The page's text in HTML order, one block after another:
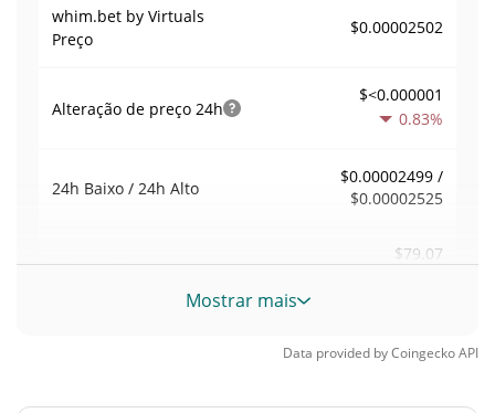
whim.bet by Virtuals
Preço
$0.00002502
Alteração de preço 24h
$<0.000001
0.83%
24h Baixo / 24h Alto
$0.00002499 /
$0.00002525
Volume24h
$79.07
0.0037915987
Mostrar mais
Data provided byCoingeckoAPI